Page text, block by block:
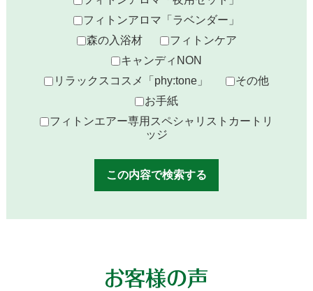
フィトンアロマ「ラベンダー」
森の入浴材
フィトンケア
キャンディNON
リラックスコスメ「phy:tone」
その他
お手紙
フィトンエアー専用スペシャリストカートリ
ッジ